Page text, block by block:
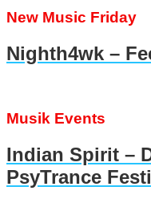
New Music Friday
Nighth4wk –
Musik Events
Indian Spirit –
PsyTrance